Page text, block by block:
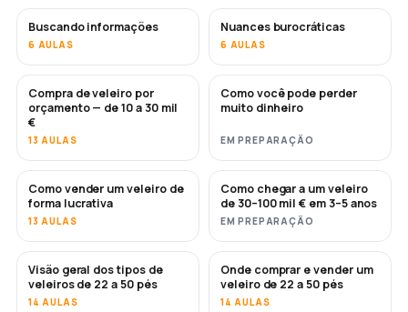
Buscando informações
6 AULAS
Nuances burocráticas
6 AULAS
EM BREVE
Compra de veleiro por
orçamento — de 10 a 30 mil
€
13 AULAS
EM BREVE
Como você pode perder
muito dinheiro
EM PREPARAÇÃO
NOVO
Como vender um veleiro de
forma lucrativa
13 AULAS
NOVO
Como chegar a um veleiro
de 30–100 mil € em 3–5 anos
EM PREPARAÇÃO
EM BREVE
Visão geral dos tipos de
veleiros de 22 a 50 pés
14 AULAS
EM BREVE
Onde comprar e vender um
veleiro de 22 a 50 pés
14 AULAS